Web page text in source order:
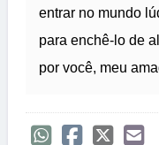
entrar no mundo
para enchê-lo de
por você, meu